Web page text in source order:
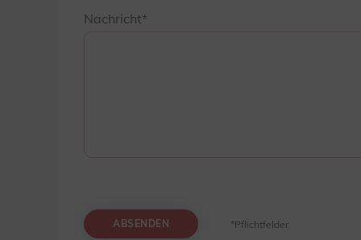
Nachricht
ABSENDEN *Pflichtfelder